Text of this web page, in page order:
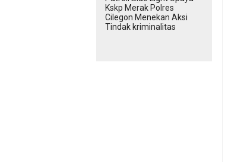
Kskp Merak Polres
Cilegon Menekan Aksi
Tindak kriminalitas